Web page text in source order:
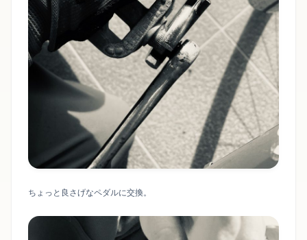
ちょっと良さげなペダルに交換。